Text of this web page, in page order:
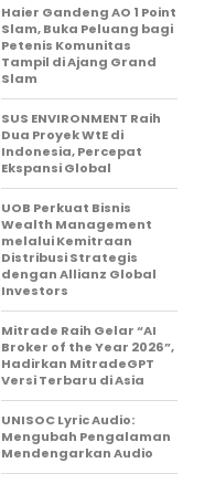
Haier Gandeng AO 1 Point
Slam, Buka Peluang bagi
Petenis Komunitas
Tampil di Ajang Grand
Slam
SUS ENVIRONMENT Raih
Dua Proyek WtE di
Indonesia, Percepat
Ekspansi Global
UOB Perkuat Bisnis
Wealth Management
melalui Kemitraan
Distribusi Strategis
dengan Allianz Global
Investors
Mitrade Raih Gelar “AI
Broker of the Year 2026”,
Hadirkan MitradeGPT
Versi Terbaru di Asia
UNISOC Lyric Audio:
Mengubah Pengalaman
Mendengarkan Audio